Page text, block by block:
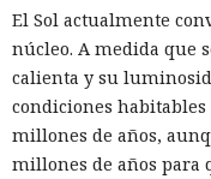
El Sol actualmente
núcleo. A medida que
calienta y su
condiciones
millones de años,
millones de años para